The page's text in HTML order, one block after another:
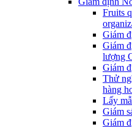
Fruits
Giám
Giám
lượng
Giám
Thử
hàng
Lấy
Giám
Giám